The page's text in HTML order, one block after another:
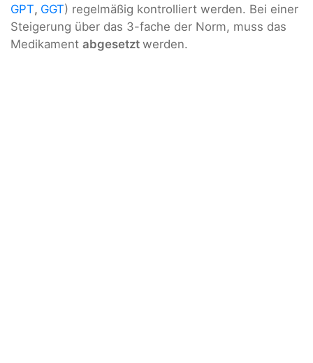
GPT, GGT) regelmäßig kontrolliert werden. Bei einer
Steigerung über das 3-fache der Norm, muss das
Medikament abgesetzt werden.